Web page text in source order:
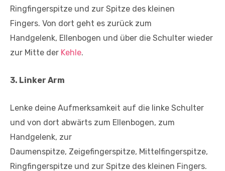
Ringfingerspitze und zur Spitze des kleinen
Fingers. Von dort geht es zurück zum
Handgelenk, Ellenbogen und über die Schulter wieder
zur Mitte der Kehle.
3. Linker Arm
Lenke deine Aufmerksamkeit auf die linke Schulter
und von dort abwärts zum Ellenbogen, zum
Handgelenk, zur
Daumenspitze, Zeigefingerspitze, Mittelfingerspitze,
Ringfingerspitze und zur Spitze des kleinen Fingers.